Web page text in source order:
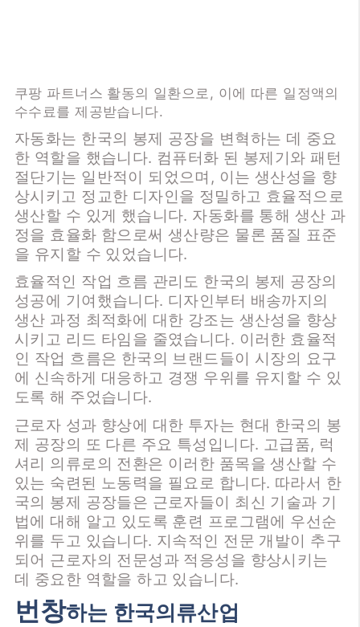
쿠팡 파트너스 활동의 일환으로, 이에 따른 일정액의
수수료를 제공받습니다.
자동화는 한국의 봉제 공장을 변혁하는 데 중요
한 역할을 했습니다. 컴퓨터화 된 봉제기와 패턴
절단기는 일반적이 되었으며, 이는 생산성을 향
상시키고 정교한 디자인을 정밀하고 효율적으로
생산할 수 있게 했습니다. 자동화를 통해 생산 과
정을 효율화 함으로써 생산량은 물론 품질 표준
을 유지할 수 있었습니다.
효율적인 작업 흐름 관리도 한국의 봉제 공장의
성공에 기여했습니다. 디자인부터 배송까지의
생산 과정 최적화에 대한 강조는 생산성을 향상
시키고 리드 타임을 줄였습니다. 이러한 효율적
인 작업 흐름은 한국의 브랜드들이 시장의 요구
에 신속하게 대응하고 경쟁 우위를 유지할 수 있
도록 해 주었습니다.
근로자 성과 향상에 대한 투자는 현대 한국의 봉
제 공장의 또 다른 주요 특성입니다. 고급품, 럭
셔리 의류로의 전환은 이러한 품목을 생산할 수
있는 숙련된 노동력을 필요로 합니다. 따라서 한
국의 봉제 공장들은 근로자들이 최신 기술과 기
법에 대해 알고 있도록 훈련 프로그램에 우선순
위를 두고 있습니다. 지속적인 전문 개발이 추구
되어 근로자의 전문성과 적응성을 향상시키는
데 중요한 역할을 하고 있습니다.
번창하는 한국의류산업